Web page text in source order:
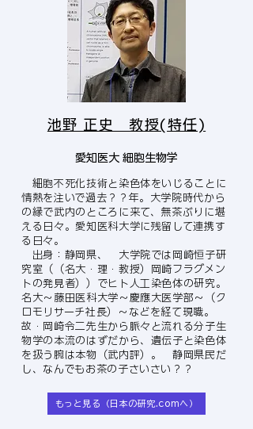
池野 正史 教授(特任)
愛知医大 細胞生物学
​ 細胞不死化技術と染色体をいじることに
情熱を注いで過去？？年。大学院時代から
の縁で武内のところに来て、無茶ぶりに堪
える日々。愛知医科大学に残留して連携す
る日々。
出身：静岡県、 大学院では岡崎恒子研
究室（（名大・理・教授）岡崎フラグメン
トの発見者））でヒト人工染色体の研究。
名大～藤田医科大学～慶應大医学部～（ク
ロモリサーチ社長）～などを経て現職。
故・岡崎令二先生から脈々と流れる分子生
物学の本流のはずだから、遺伝子と染色体
を扱う腕は本物（武内評）。 静岡県民だ
し、なんでもお茶の子さいさい？？
もっと見る（日本の研究.comへ）